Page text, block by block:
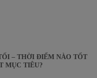
– THỜI ĐIỂM NÀO TỐT
MỤC TIÊU?